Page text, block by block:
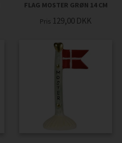
FLAG MOSTER GRØN 14 CM
Pris 129,00 DKK